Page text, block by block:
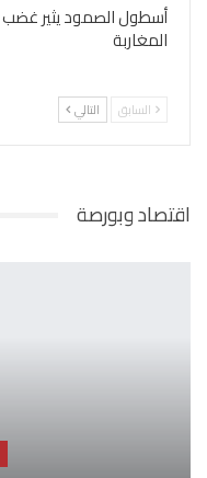
أسطول الصمود يثير غضب
المغاربة
السابق التالي
اقتصاد وبورصة